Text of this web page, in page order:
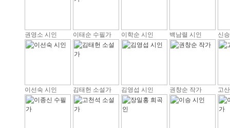
권영소 시인 이태순 수필가 이학순 시인 백남렬 시인 신
이선숙 시인 김태헌 소설가 김영섭 시인 권창순 작가 고